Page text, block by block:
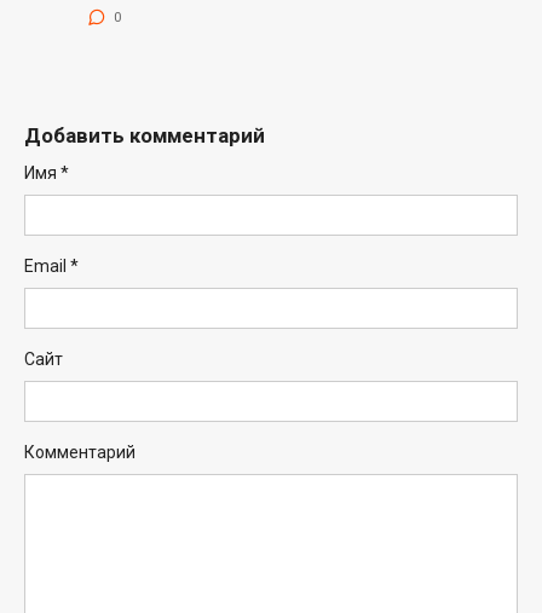
0
Добавить комментарий
Имя *
Email *
Сайт
Комментарий